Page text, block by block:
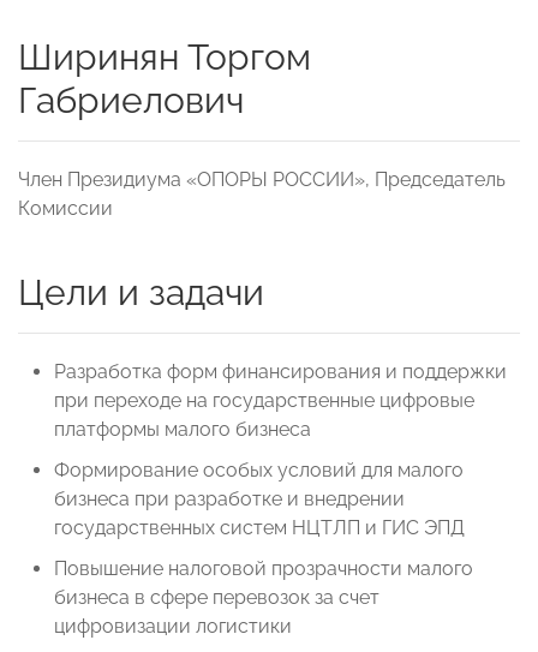
Ширинян Торгом
Габриелович
Член Президиума «ОПОРЫ РОССИИ», Председатель
Комиссии
Цели и задачи
Разработка форм финансирования и поддержки
при переходе на государственные цифровые
платформы малого бизнеса
Формирование особых условий для малого
бизнеса при разработке и внедрении
государственных систем НЦТЛП и ГИС ЭПД
Повышение налоговой прозрачности малого
бизнеса в сфере перевозок за счет
цифровизации логистики